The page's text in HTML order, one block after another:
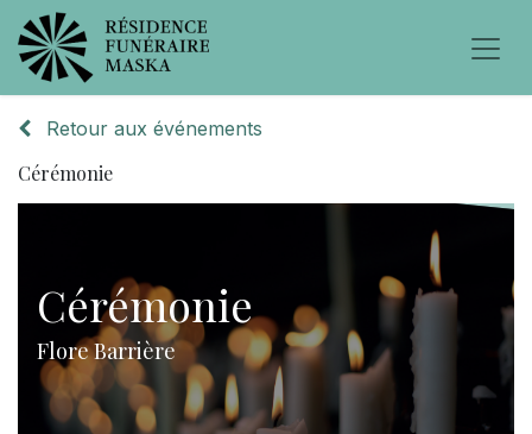
Retour aux événements
Cérémonie
Cérémonie
Flore Barrière